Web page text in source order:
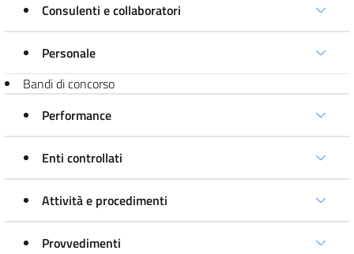
Consulenti e collaboratori
Personale
Bandi di concorso
Performance
Enti controllati
Attività e procedimenti
Provvedimenti